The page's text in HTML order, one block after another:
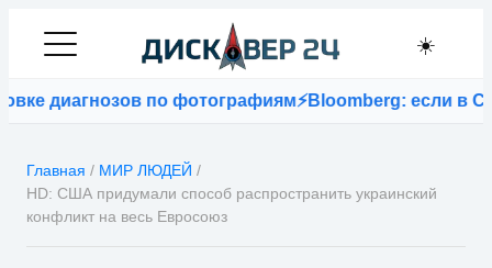
☀️
по фотографиям⚡Bloomberg: если в США
Главная / МИР ЛЮДЕЙ /
HD: США придумали способ распространить украинский
конфликт на весь Евросоюз